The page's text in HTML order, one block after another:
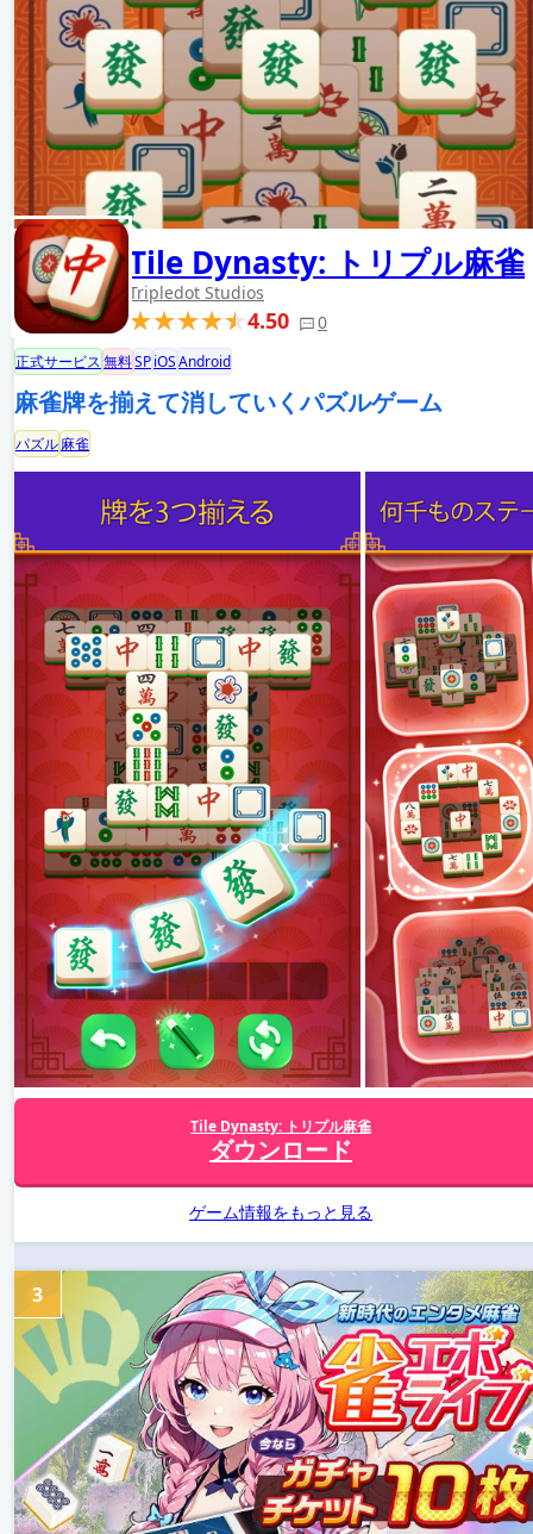
Tile Dynasty: トリプル麻雀
Tripledot Studios
4.50 0
正式サービス無料SPiOSAndroid
麻雀牌を揃えて消していくパズルゲーム
パズル麻雀
Tile Dynasty: トリプル麻雀
ダウンロード
ゲーム情報をもっと見る
3